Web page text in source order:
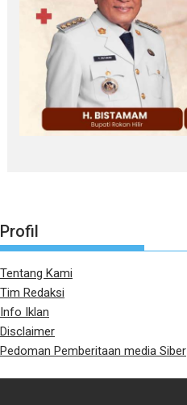
Profil
Tentang Kami
Tim Redaksi
Info Iklan
Disclaimer
Pedoman Pemberitaan media Siber